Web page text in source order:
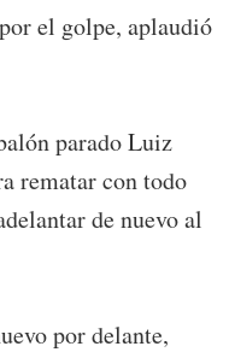
el golpe, aplaudió
parado Luiz
rematar con todo
de nuevo al
por delante,